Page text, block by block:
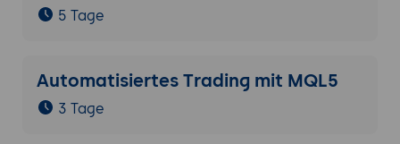
5 Tage
Automatisiertes Trading mit MQL5
3 Tage